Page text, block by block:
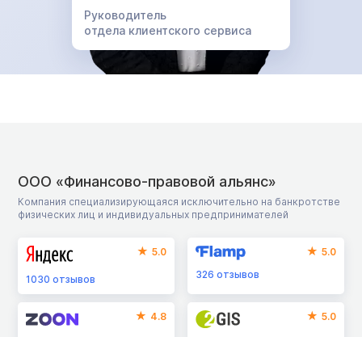
Руководитель
отдела клиентского сервиса
ООО «Финансово-правовой альянс»
Компания специализирующаяся исключительно на банкротстве
физических лиц и индивидуальных предпринимателей
5.0
1030 отзывов
5.0
326отзывов
4.8 5.0